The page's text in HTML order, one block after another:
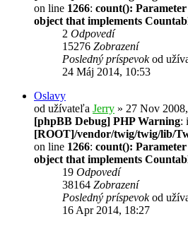
on line 1266: count():
object that implements
2 Odpovedí
15276 Zobrazení
Posledný príspevokod
24 Máj 2014, 10:53
Oslavy
od užívateľa Jerry » 27 Nov
[phpBB Debug] PHP Warning:
[ROOT]/vendor/twig/twig/lib/
on line 1266: count():
object that implements
19 Odpovedí
38164 Zobrazení
Posledný príspevokod
16 Apr 2014, 18:27